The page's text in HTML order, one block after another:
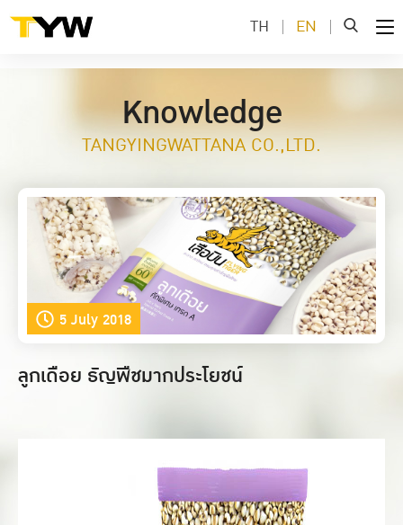
TH EN
Knowledge
TANGYINGWATTANA CO.,LTD.
5 July 2018
ลูกเดือย ธัญพืชมากประโยชน์